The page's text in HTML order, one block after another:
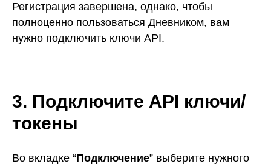
Регистрация завершена, однако, чтобы
полноценно пользоваться Дневником, вам
нужно подключить ключи API.
3. Подключите API ключи/
токены
Во вкладке “Подключение” выберите нужного